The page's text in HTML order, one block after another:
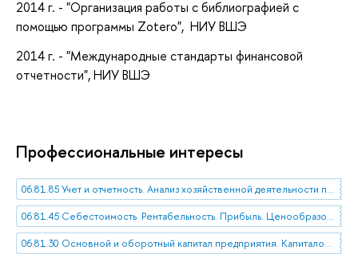
2014 г. - "Организация работы с библиографией с
помощью программы Zotero", НИУ ВШЭ
2014 г. - "Международные стандарты финансовой
отчетности", НИУ ВШЭ
Профессиональные интересы
06.81.85 Учет и отчетность. Анализ хозяйственной деятельности предприятия
06.81.45 Себестоимость. Рентабельность. Прибыль. Ценообразование на предприятии
06.81.30 Основной и оборотный капитал предприятия. Капиталовложения. Финансы